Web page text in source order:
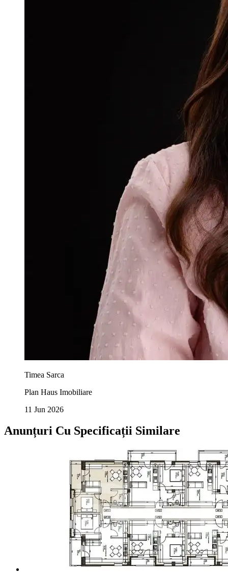
Timea Sarca
Plan Haus Imobiliare
11 Jun 2026
Anunțuri Cu Specificații Similare